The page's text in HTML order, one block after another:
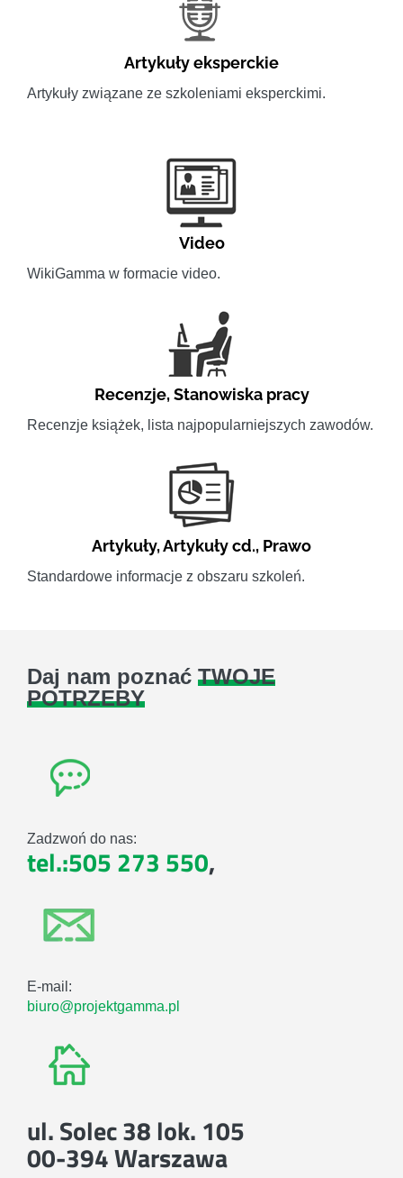
Artykuły eksperckie
Artykuły związane ze szkoleniami eksperckimi.
Video
WikiGamma w formacie video.
Recenzje,Stanowiska pracy
Recenzje książek, lista najpopularniejszych zawodów.
Artykuły,Artykuły cd., Prawo
Standardowe informacje z obszaru szkoleń.
Daj nam poznać TWOJE
POTRZEBY
Zadzwoń do nas:
tel.:505 273 550,
E-mail:
biuro@projektgamma.pl
ul. Solec 38 lok. 105
00-394 Warszawa